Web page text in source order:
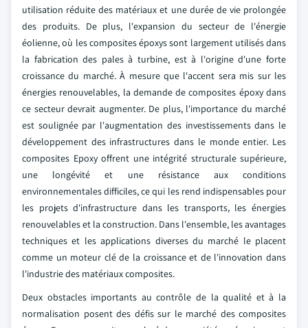
utilisation réduite des matériaux et une durée de vie prolongée
des produits. De plus, l'expansion du secteur de l'énergie
éolienne, où les composites époxys sont largement utilisés dans
la fabrication des pales à turbine, est à l'origine d'une forte
croissance du marché. À mesure que l'accent sera mis sur les
énergies renouvelables, la demande de composites époxy dans
ce secteur devrait augmenter. De plus, l'importance du marché
est soulignée par l'augmentation des investissements dans le
développement des infrastructures dans le monde entier. Les
composites Epoxy offrent une intégrité structurale supérieure,
une longévité et une résistance aux conditions
environnementales difficiles, ce qui les rend indispensables pour
les projets d'infrastructure dans les transports, les énergies
renouvelables et la construction. Dans l'ensemble, les avantages
techniques et les applications diverses du marché le placent
comme un moteur clé de la croissance et de l'innovation dans
l'industrie des matériaux composites.
Deux obstacles importants au contrôle de la qualité et à la
normalisation posent des défis sur le marché des composites